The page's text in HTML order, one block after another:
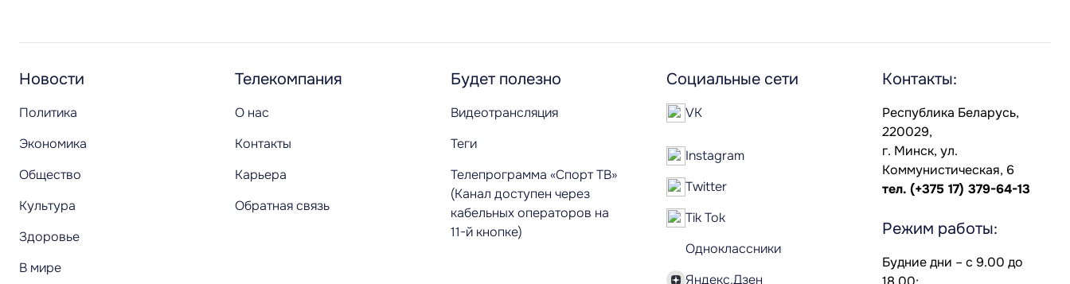
Новости
Политика
Экономика
Общество
Культура
Здоровье
В мире
Телекомпания
О нас
Контакты
Карьера
Обратная связь
Будет полезно
Видеотрансляция
Теги
Телепрограмма «Спорт ТВ»
(Канал доступен через
кабельных операторов на
11-й кнопке)
Социальные сети
VK
Instagram
Twitter
Tik Tok
Одноклассники
Яндекс.Дзен
Контакты:
Республика Беларусь,
220029,
г. Минск, ул.
Коммунистическая, 6
тел. (+375 17) 379-64-13
Режим работы:
Будние дни – с 9.00 до